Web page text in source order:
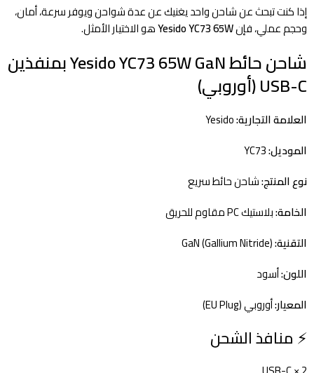
إذا كنت تبحث عن شاحن واحد يغنيك عن عدة شواحن ويوفر سرعة، أمان،
وحجم عملي، فإنYesido YC73 65Wهو الاختيار الأمثل.
شاحن حائط Yesido YC73 65W GaN بمنفذين
USB-C (أوروبي)
العلامة التجارية:
الموديل:
نوع المنتج:شاحن حائط سريع
الخامة:بلاستيك PC مقاوم للحريق
التقنية:
اللون:أسود
المعيار:أوروبي (EU Plug)
⚡ منافذ الشحن